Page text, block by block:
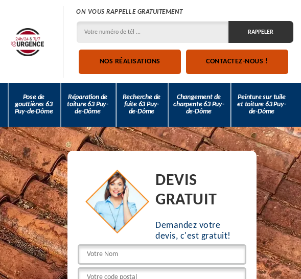
ON VOUS RAPPELLE GRATUITEMENT
NOS RÉALISATIONS CONTACTEZ-NOUS !
Pose de
gouttières 63
Puy-de-Dôme
Réparation de
toiture 63 Puy-
de-Dôme
Recherche de
fuite 63 Puy-
de-Dôme
Changement de
charpente 63 Puy-
de-Dôme
Peinture sur tuile
et toiture 63 Puy-
de-Dôme
DEVIS
GRATUIT
Demandez votre
devis, c'est gratuit!